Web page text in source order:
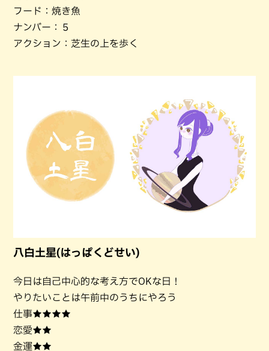
フード：焼き魚
ナンバー：５
アクション：芝生の上を歩く
八白土星(はっぱくどせい)
今日は自己中心的な考え方でOKな日！
やりたいことは午前中のうちにやろう
仕事★★★★
恋愛★★
金運★★